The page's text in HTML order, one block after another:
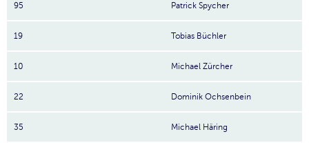
95 Patrick Spycher
19 Tobias Büchler
10 Michael Zürcher
22 Dominik Ochsenbein
35 Michael Häring